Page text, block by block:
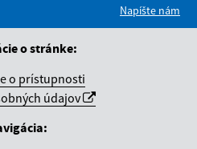
Napíšte nám
o stránke:
o prístupnosti
údajov